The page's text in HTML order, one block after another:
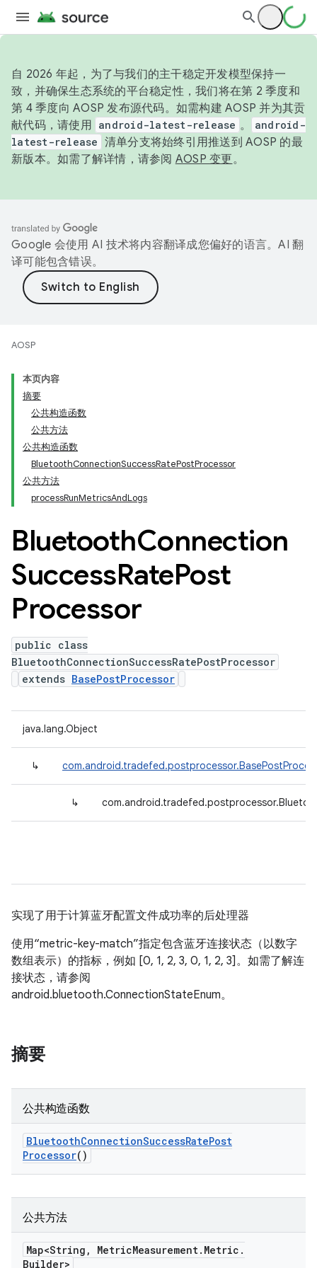
自 2026 年起，为了与我们的主干稳定开发模型保持一
致，并确保生态系统的平台稳定性，我们将在第 2 季度和
第 4 季度向 AOSP 发布源代码。如需构建 AOSP 并为其贡
献代码，请使用 android-latest-release 。
android-
latest-release 清单分支将始终引用推送到 AOSP 的最
新版本。如需了解详情，请参阅 AOSP 变更。
Google 会使用 AI 技术将内容翻译成您偏好的语言。AI 翻
译可能包含错误。
AOSP
本页内容
摘要
公共构造函数
公共方法
公共构造函数
BluetoothConnectionSuccessRatePostProcessor
公共方法
processRunMetricsAndLogs
BluetoothConnection
SuccessRatePost
Processor
public class
BluetoothConnectionSuccessRatePostProcessor
extends BasePostProcessor
java.lang.Object
↳
↳
实现了用于计算蓝牙配置文件成功率的后处理器
使用“metric-key-match”指定包含蓝牙连接状态（以数字
数组表示）的指标，例如 [0, 1, 2, 3, 0, 1, 2, 3]。如需了解连
接状态，请参阅
android.bluetooth.ConnectionStateEnum。
摘要
公共构造函数
BluetoothConnectionSuccessRatePost
Processor()
公共方法
Map<String , MetricMeasurement. Metric .
Builder>